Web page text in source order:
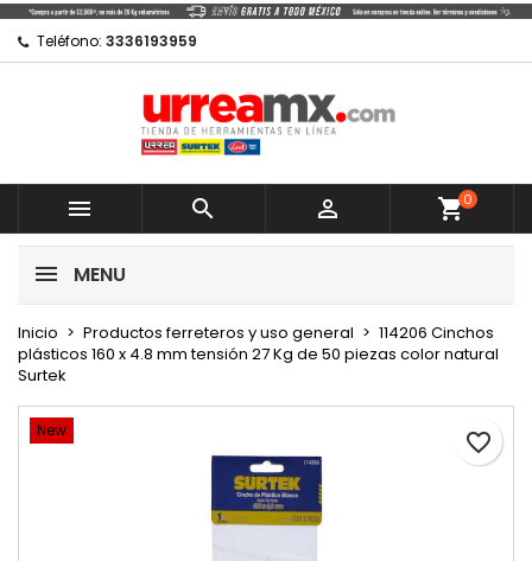
Teléfono: 3336193959
   shopping_cart0
MENU
Inicio Productos ferreteros y uso general
114206 Cinchos
plásticos 160 x 4.8 mm tensión 27 Kg de 50 piezas color natural
Surtek
favorite_border
New
Mi lista de regalos
Crear nueva lista
Crear lista de deseos
Nombre de la lista de deseos
Cancelar
Iniciar sesión
Debe iniciar sesión para guardar productos en su
lista de deseos.
Cancelar
Iniciar sesión